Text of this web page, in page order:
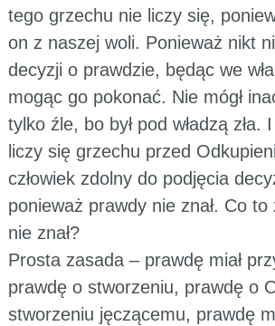
tego grzechu nie liczy się,
on z naszej woli. Ponieważ nikt
decyzji o prawdzie, będąc we
mogąc go pokonać. Nie mógł
tylko źle, bo był pod władzą zła.
liczy się grzechu przed
człowiek zdolny do podjęcia
ponieważ prawdy nie znał. Co
nie znał?
Prosta zasada – prawdę miał
prawdę o stworzeniu, prawdę o
stworzeniu jęczącemu, prawdę